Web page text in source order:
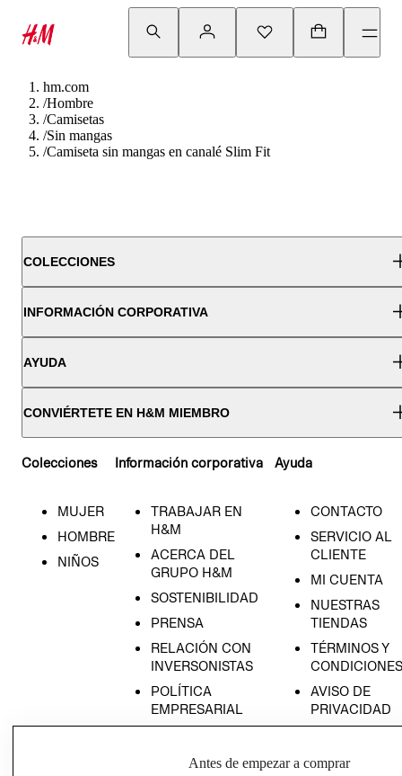
hm.com
/Hombre
/Camisetas
/Sin mangas
/Camiseta sin mangas en canalé Slim Fit
COLECCIONES
INFORMACIÓN CORPORATIVA
AYUDA
CONVIÉRTETE EN H&M MIEMBRO
Colecciones
MUJER
HOMBRE
NIÑOS
Información corporativa
TRABAJAR EN
H&M
ACERCA DEL
GRUPO H&M
SOSTENIBILIDAD
PRENSA
RELACIÓN CON
INVERSONISTAS
POLÍTICA
EMPRESARIAL
Ayuda
CONTACTO
SERVICIO AL
CLIENTE
MI CUENTA
NUESTRAS
TIENDAS
TÉRMINOS Y
CONDICIONES
AVISO DE
PRIVACIDAD
AVISO DE
Antes de empezar a comprar